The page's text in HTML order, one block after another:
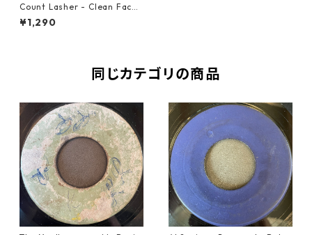
Count Lasher - Clean Face
Rasta【7-21357】
¥1,290
同じカテゴリの商品